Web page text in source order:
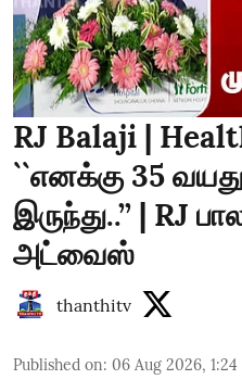
RJ Balaji |
``எனக்கு 35
இருந்து..’’ | RJ
அட்வைஸ்
thanthitv
Published on: 06 Aug 2026, 1:24